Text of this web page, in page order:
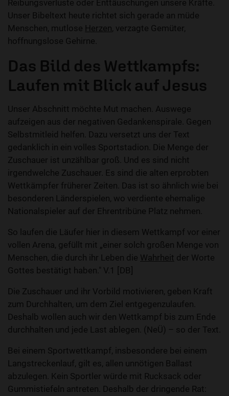
Reibungsverluste oder Enttäuschungen unsere Kräfte.
Unser Bibeltext heute richtet sich gerade an müde
Menschen, mutlose Herzen, verzagte Gemüter,
hoffnungslose Gehirne.
Das Bild des Wettkampfs:
Laufen mit Blick auf Jesus
Unser Abschnitt möchte Mut machen. Auswege
aufzeigen aus der negativen Gedankenspirale. Gegen
Selbstmitleid helfen. Dazu versetzt uns der Text
gedanklich in ein volles Sportstadion. Die Menge der
Zuschauer ist unzählbar groß. Und es sind nicht
irgendwelche Zuschauer. Es sind die alten erprobten
Wettkämpfer früherer Zeiten. Das ist so ähnlich wie bei
besonderen Länderspielen, wo verdiente ehemalige
Nationalspieler auf der Ehrentribüne Platz nehmen.
So laufen die Läufer hier in diesem Wettkampf vor einer
vollen Arena, gefüllt mit „einer solch großen Menge von
Menschen, die durch ihr Leben die Wahrheit der Worte
Gottes bestätigt haben." V.1 [DB]
Die Zuschauer und ihr Vorbild motivieren, geben Kraft
zum Durchhalten, um dem Ziel entgegenzulaufen.
Deshalb wollen auch wir den Wettkampf bis zum Ende
durchhalten und jede Last ablegen. (NeÜ) – so der Text.
Bei einem Sportwettkampf, insbesondere bei einem
Langstreckenlauf, gilt es, allen unnötigen Ballast
abzulegen. Kein Sportler würde mit Rucksack oder
Gummistiefeln antreten. Deshalb der dringende Rat: